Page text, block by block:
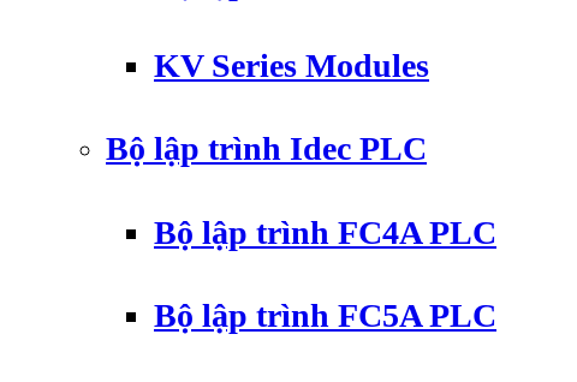
KV Series Modules
Bộ lập trình Idec PLC
Bộ lập trình FC4A PLC
Bộ lập trình FC5A PLC